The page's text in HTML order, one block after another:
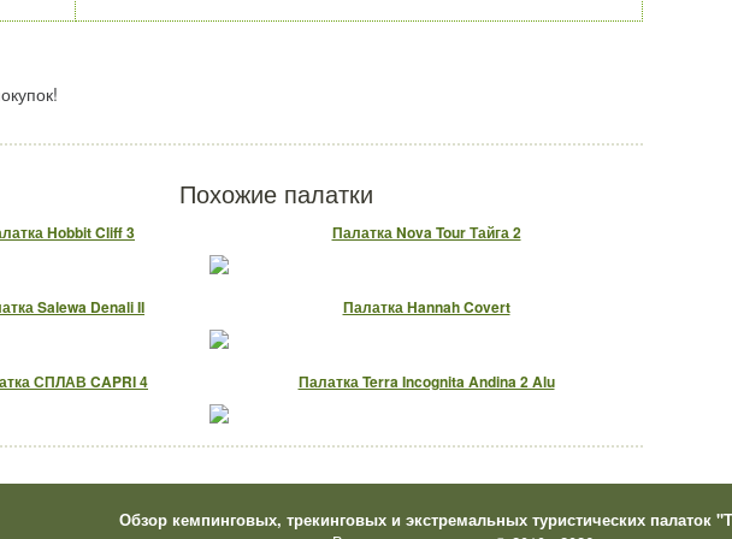
Похожие палатки
Hobbit Cliff 3 Палатка Nova Tour Тайга 2
Salewa Denali II Палатка Hannah Covert
СПЛАВ CAPRI 4 Палатка Terra Incognita Andina 2 Alu
Обзор кемпинговых, трекинговых и экстремальных туристических палаток